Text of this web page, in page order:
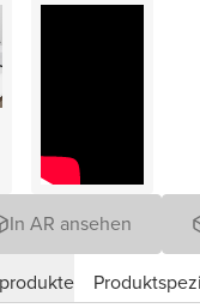
In AR ansehen